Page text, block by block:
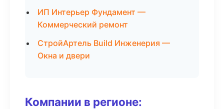
ИП Интерьер Фундамент —
Коммерческий ремонт
СтройАртель Build Инженерия —
Окна и двери
Компании в регионе: